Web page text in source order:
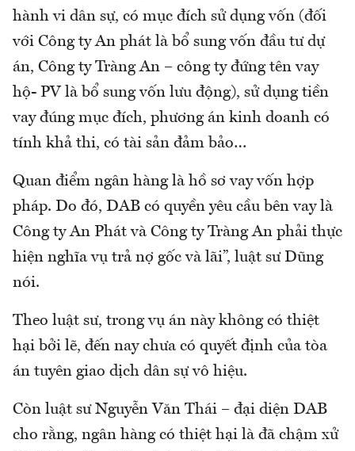
hành vi dân sự, có mục đích sử dụng vốn (đối
với Công ty An phát là bổ sung vốn đầu tư dự
án, Công ty Tràng An – công ty đứng tên vay
hộ- PV là bổ sung vốn lưu động), sử dụng tiền
vay đúng mục đích, phương án kinh doanh có
tính khả thi, có tài sản đảm bảo…
Quan điểm ngân hàng là hồ sơ vay vốn hợp
pháp. Do đó, DAB có quyền yêu cầu bên vay là
Công ty An Phát và Công ty Tràng An phải thực
hiện nghĩa vụ trả nợ gốc và lãi”, luật sư Dũng
nói.
Theo luật sư, trong vụ án này không có thiệt
hại bởi lẽ, đến nay chưa có quyết định của tòa
án tuyên giao dịch dân sự vô hiệu.
Còn luật sư Nguyễn Văn Thái – đại diện DAB
cho rằng, ngân hàng có thiệt hại là đã chậm xử